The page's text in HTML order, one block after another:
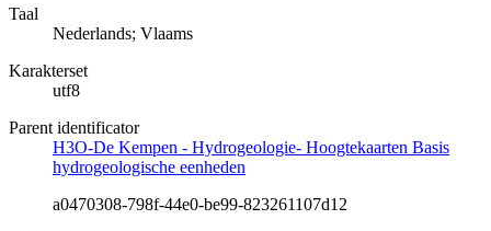
Taal
Nederlands; Vlaams
Karakterset
utf8
Parent identificator
H3O-De Kempen - Hydrogeologie- Hoogtekaarten Basis
hydrogeologische eenheden
a0470308-798f-44e0-be99-823261107d12